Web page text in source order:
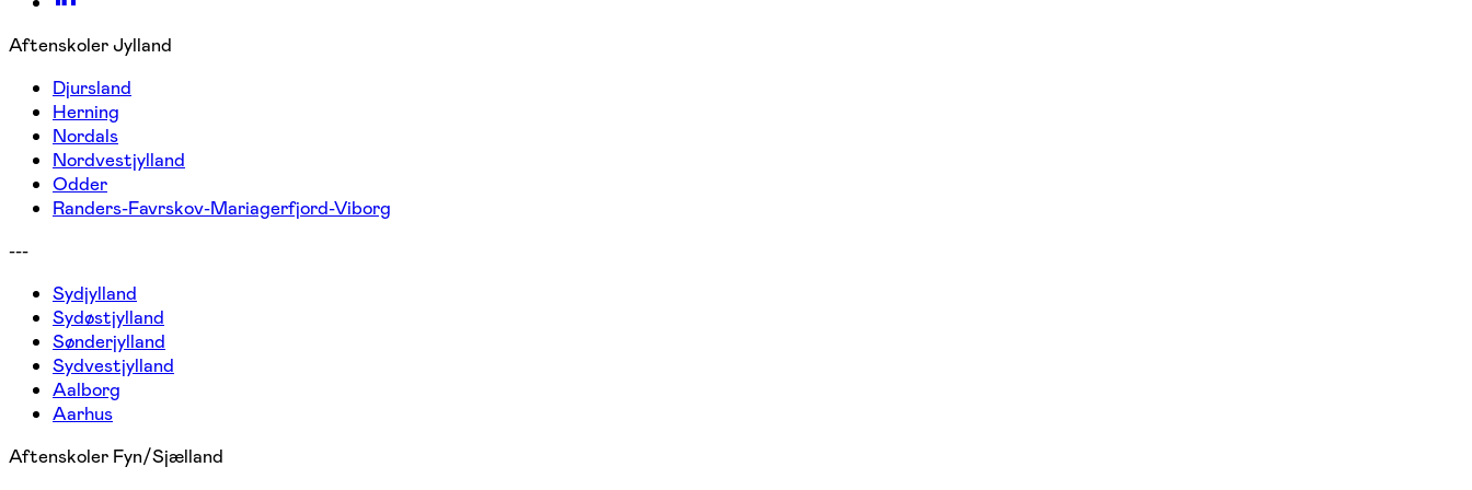
Aftenskoler Jylland
Djursland
Herning
Nordals
Nordvestjylland
Odder
Randers-Favrskov-Mariagerfjord-Viborg
---
Sydjylland
Sydøstjylland
Sønderjylland
Sydvestjylland
Aalborg
Aarhus
Aftenskoler Fyn/Sjælland